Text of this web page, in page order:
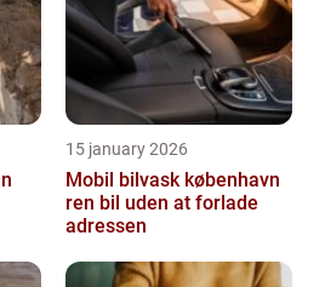
15 january 2026
Mobil bilvask københavn
ren bil uden at forlade
adressen